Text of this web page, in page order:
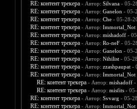
RE: контент трекера - Автор: Silvana- 05-
RE: контент трекера - Автор: Ganelon - 05-
RE: контент трекера - Автор: Che- 05-28-
RE: контент трекера - Автор: Immortal_Not
RE: контент трекера - Автор: mishadoff-
RE: контент трекера - Автор: Ro-neF- 05-
RE: контент трекера - Автор: Ganelon - 05-
RE: контент трекера - Автор: Nihilist- 05-
RE: контент трекера - Автор: zzashpaupat-
RE: контент трекера - Автор: Immortal_Not
RE: контент трекера - Автор: mishadoff-
RE: контент трекера - Автор: misfits- 05-
RE: контент трекера - Автор: Svvarg - 05-
RE: контент трекера - Автор: Immortal_Not